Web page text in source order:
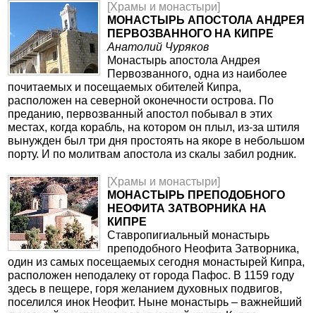
[Храмы и монастыри]
МОНАСТЫРЬ АПОСТОЛА АНДРЕЯ
ПЕРВОЗВАННОГО НА КИПРЕ
Анатолий Чуряков
Монастырь апостола Андрея
Первозванного, одна из наиболее
почитаемых и посещаемых обителей Кипра,
расположен на северной оконечности острова. По
преданию, первозванный апостол побывал в этих
местах, когда корабль, на котором он плыл, из-за штиля
вынужден был три дня простоять на якоре в небольшом
порту. И по молитвам апостола из скалы забил родник.
[Храмы и монастыри]
МОНАСТЫРЬ ПРЕПОДОБНОГО
НЕОФИТА ЗАТВОРНИКА НА
КИПРЕ
Ставропигиальный монастырь
преподобного Неофита Затворника,
один из самых посещаемых сегодня монастырей Кипра,
расположен неподалеку от города Пафос. В 1159 году
здесь в пещере, горя желанием духовных подвигов,
поселился инок Неофит. Ныне монастырь – важнейший